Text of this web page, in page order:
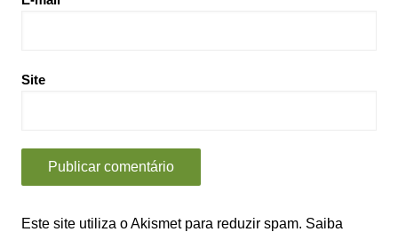
Site
Este site utiliza o Akismet para reduzir spam. Saiba